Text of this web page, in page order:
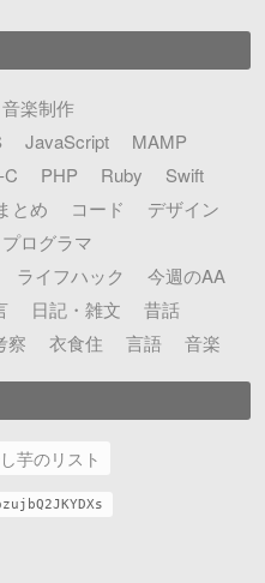
楽制作
JavaScript
MAMP
PHP Ruby
Swift
とめ コード
デザイン
プログラマ
ライフハック
今週のAA
日記・雑文
昔話
察 衣食住 言語 音楽
芋のリスト